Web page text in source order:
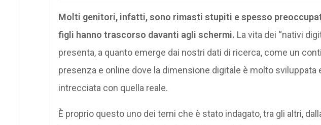
Molti genitori, infatti, sono rimasti stupiti e spesso
figli hanno trascorso davanti agli schermi. La vita dei “nativi
presenta, a quanto emerge dai nostri dati di ricerca, come un
presenza e online dove la dimensione digitale è molto
intrecciata con quella reale.
È proprio questo uno dei temi che è stato indagato, tra gli altri,